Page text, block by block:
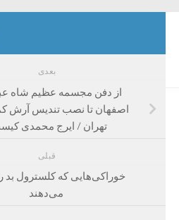
بعدی
از دفن مجسمه عظیم شاه
اصفهان تا نصب تندیس آرش
تهران / ایرج محمدی
قبلی
خوراکی‌هایی که کلسترول بد
می‌دهند